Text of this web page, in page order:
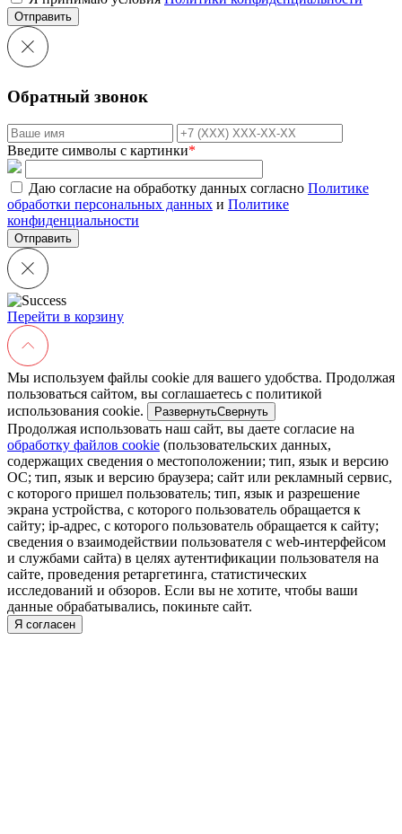
Отправить
Обратный звонок
Введите символы с картинки*
Даю согласие на обработку данных согласно Политике
обработки персональных данных и Политике
конфиденциальности
Перейти в корзину
Мы используем файлы cookie для вашего удобства. Продолжая
пользоваться сайтом, вы соглашаетесь с политикой
использования cookie.
РазвернутьСвернуть
Продолжая использовать наш сайт, вы даете согласие на
обработку файлов cookie (пользовательских данных,
содержащих сведения о местоположении; тип, язык и версию
ОС; тип, язык и версию браузера; сайт или рекламный сервис,
с которого пришел пользователь; тип, язык и разрешение
экрана устройства, с которого пользователь обращается к
сайту; ip-адрес, с которого пользователь обращается к сайту;
сведения о взаимодействии пользователя с web-интерфейсом
и службами сайта) в целях аутентификации пользователя на
сайте, проведения ретаргетинга, статистических
исследований и обзоров. Если вы не хотите, чтобы ваши
данные обрабатывались, покиньте сайт.
Я согласен